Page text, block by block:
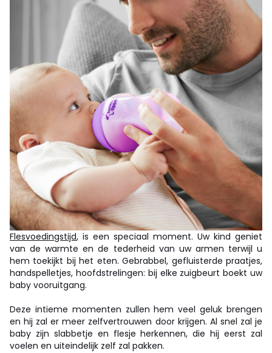
Flesvoedingstijd, is een speciaal moment. Uw kind geniet
van de warmte en de tederheid van uw armen terwijl u
hem toekijkt bij het eten. Gebrabbel, gefluisterde praatjes,
handspelletjes, hoofdstrelingen: bij elke zuigbeurt boekt uw
baby vooruitgang.
Deze intieme momenten zullen hem veel geluk brengen
en hij zal er meer zelfvertrouwen door krijgen. Al snel zal je
baby zijn slabbetje en flesje herkennen, die hij eerst zal
voelen en uiteindelijk zelf zal pakken.